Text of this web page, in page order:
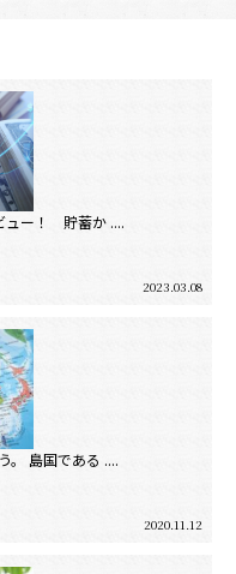
ュー！ 貯蓄か ....
2023.03.08
。 島国である ....
2020.11.12